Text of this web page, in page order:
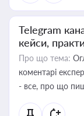
Telegram
кейси,
Про що тема:
коментарі
- все, про що